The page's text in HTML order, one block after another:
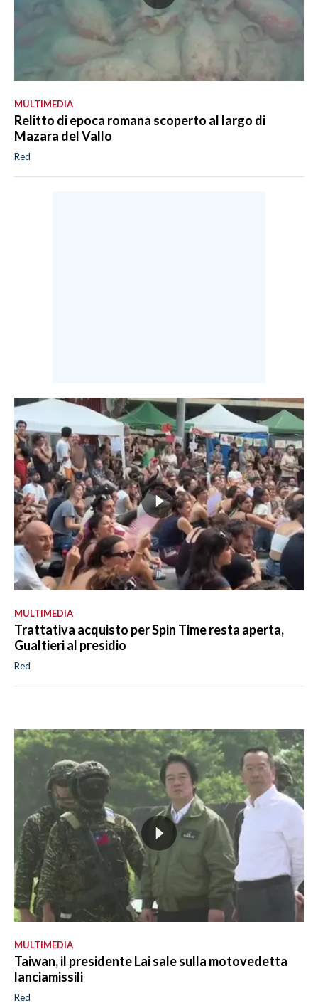
MULTIMEDIA
Relitto di epoca romana scoperto al largo di
Mazara del Vallo
Red
MULTIMEDIA
Trattativa acquisto per Spin Time resta aperta,
Gualtieri al presidio
Red
MULTIMEDIA
Taiwan, il presidente Lai sale sulla motovedetta
lanciamissili
Red